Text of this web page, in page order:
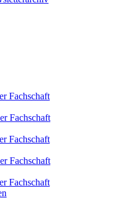
Fachschaft
Fachschaft
Fachschaft
Fachschaft
Fachschaft